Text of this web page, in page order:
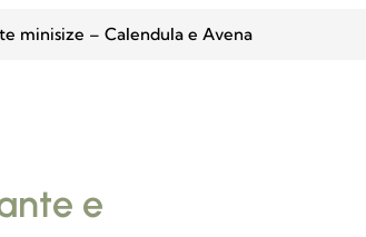
minisize – Calendula e Avena
e